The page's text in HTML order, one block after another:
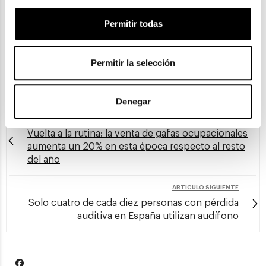
Permitir todas
Permitir la selección
Denegar
Para más información de prensa:
Ruth Amat / Ignacio Almirall
Email:ruth@ruthamat.com/ialmirall@newsw.es
ARTÍCULO ANTERIOR
Vuelta a la rutina: la venta de gafas ocupacionales
aumenta un 20% en esta época respecto al resto
del año
ARTÍCULO SIGUIENTE
Solo cuatro de cada diez personas con pérdida
auditiva en España utilizan audífono